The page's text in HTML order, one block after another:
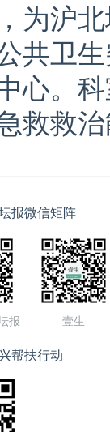
为沪
共卫
心。
救救
报微信矩阵
报 壹生
帮扶行动